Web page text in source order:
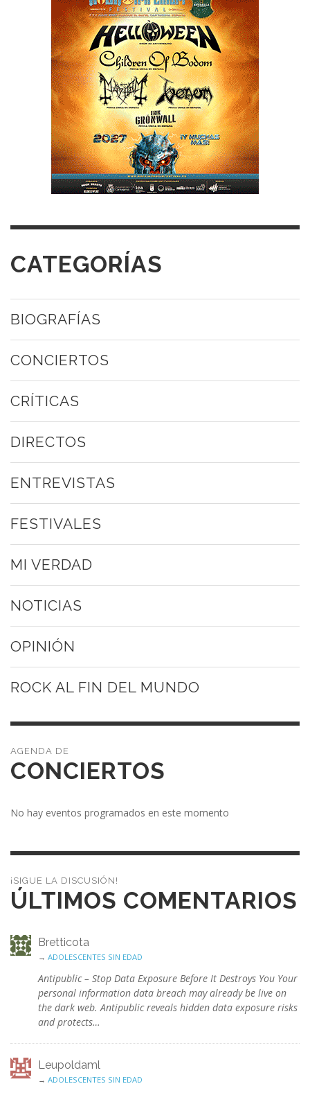
CATEGORÍAS
BIOGRAFÍAS
CONCIERTOS
CRÍTICAS
DIRECTOS
ENTREVISTAS
FESTIVALES
MI VERDAD
NOTICIAS
OPINIÓN
ROCK AL FIN DEL MUNDO
CONCIERTOS
No hay eventos programados en este momento
¡SIGUE LA DISCUSIÓN!
ÚLTIMOS COMENTARIOS
Bretticota
→ ADOLESCENTES SIN EDAD
Antipublic – Stop Data Exposure Before It Destroys You Your
personal information data breach may already be live on
the dark web. Antipublic reveals hidden data exposure risks
and protects…
Leupoldaml
→ ADOLESCENTES SIN EDAD